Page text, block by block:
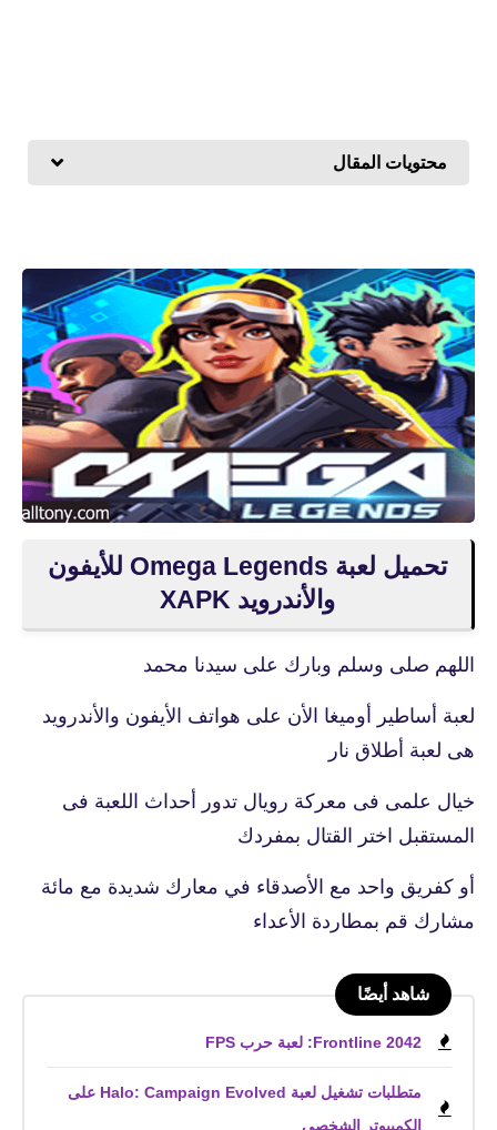
محتويات المقال
تحميل لعبة Omega Legends‏ للأيفون
والأندرويد XAPK
اللهم صلى وسلم وبارك على سيدنا محمد
لعبة أساطير أوميغا الأن على هواتف الأيفون والأندرويد
هى لعبة أطلاق نار
خيال علمى فى معركة رويال تدور أحداث اللعبة فى
المستقبل اختر القتال بمفردك
أو كفريق واحد مع الأصدقاء في معارك شديدة مع مائة
مشارك قم بمطاردة الأعداء
شاهد أيضًا
Frontline 2042: لعبة حرب FPS
متطلبات تشغيل لعبة Halo: Campaign Evolved على
الكمبيوتر الشخصي